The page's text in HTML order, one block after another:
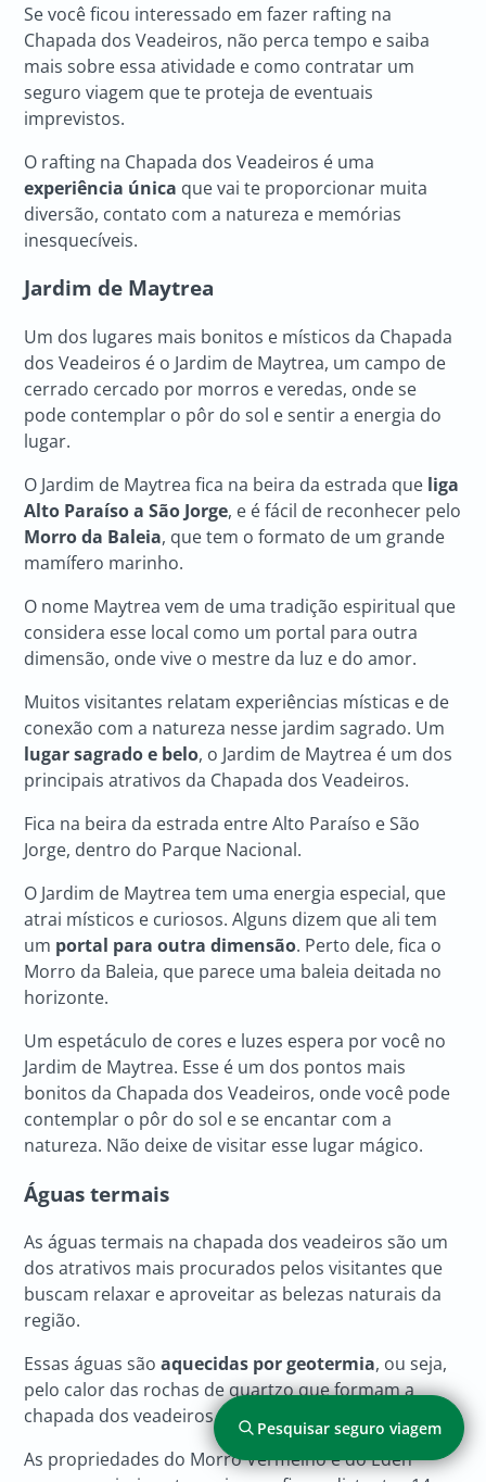
Se você ficou interessado em fazer rafting na
Chapada dos Veadeiros, não perca tempo e saiba
mais sobre essa atividade e como contratar um
seguro viagem que te proteja de eventuais
imprevistos.
O rafting na Chapada dos Veadeiros é uma
experiência única que vai te proporcionar muita
diversão, contato com a natureza e memórias
inesquecíveis.
Jardim de Maytrea
Um dos lugares mais bonitos e místicos da Chapada
dos Veadeiros é o Jardim de Maytrea, um campo de
cerrado cercado por morros e veredas, onde se
pode contemplar o pôr do sol e sentir a energia do
lugar.
O Jardim de Maytrea fica na beira da estrada que liga
Alto Paraíso a São Jorge, e é fácil de reconhecer pelo
Morro da Baleia, que tem o formato de um grande
mamífero marinho.
O nome Maytrea vem de uma tradição espiritual que
considera esse local como um portal para outra
dimensão, onde vive o mestre da luz e do amor.
Muitos visitantes relatam experiências místicas e de
conexão com a natureza nesse jardim sagrado. Um
lugar sagrado e belo, o Jardim de Maytrea é um dos
principais atrativos da Chapada dos Veadeiros.
Fica na beira da estrada entre Alto Paraíso e São
Jorge, dentro do Parque Nacional.
O Jardim de Maytrea tem uma energia especial, que
atrai místicos e curiosos. Alguns dizem que ali tem
um portal para outra dimensão. Perto dele, fica o
Morro da Baleia, que parece uma baleia deitada no
horizonte.
Um espetáculo de cores e luzes espera por você no
Jardim de Maytrea. Esse é um dos pontos mais
bonitos da Chapada dos Veadeiros, onde você pode
contemplar o pôr do sol e se encantar com a
natureza. Não deixe de visitar esse lugar mágico.
Águas termais
As águas termais na chapada dos veadeiros são um
dos atrativos mais procurados pelos visitantes que
buscam relaxar e aproveitar as belezas naturais da
região.
Essas águas sãoaquecidas por geotermia, ou seja,
pelo calor das rochas de quartzo que formam a
chapada dos veadeiros.
As propriedades do Morro Vermelho e do Éden
Pesquisar seguro viagem